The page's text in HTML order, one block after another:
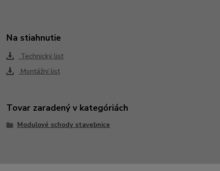
Na stiahnutie
Technický list
Montážní list
Tovar zaradený v kategóriách
Modulové schody stavebnice